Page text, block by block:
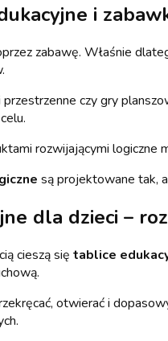
i
zabawę. Właśnie
przestrzenne czy gry
rozwijającymi logiczne
są projektowane tak,
dla dzieci –
cieszą się tablice
otwierać i